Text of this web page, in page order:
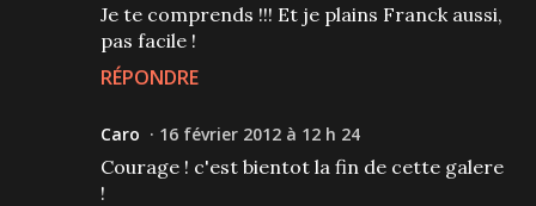
Je te comprends !!! Et je plains Franck aussi,
pas facile !
RÉPONDRE
Caro 16 février 2012 à 12 h 24
Courage ! c'est bientot la fin de cette galere
!